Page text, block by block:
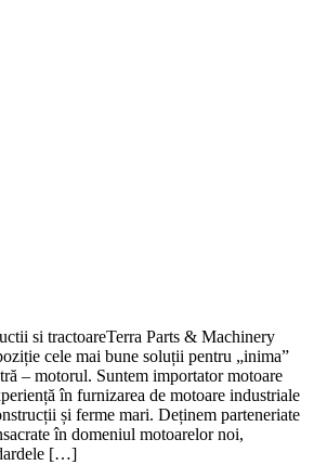
si tractoareTerra Parts & Machinery
cele mai bune soluții pentru „inima”
– motorul. Suntem importator motoare
în furnizarea de motoare industriale
și ferme mari. Deținem parteneriate
în domeniul motoarelor noi,
[…]